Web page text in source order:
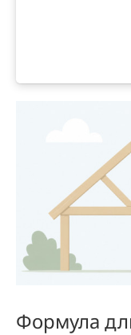
Формула